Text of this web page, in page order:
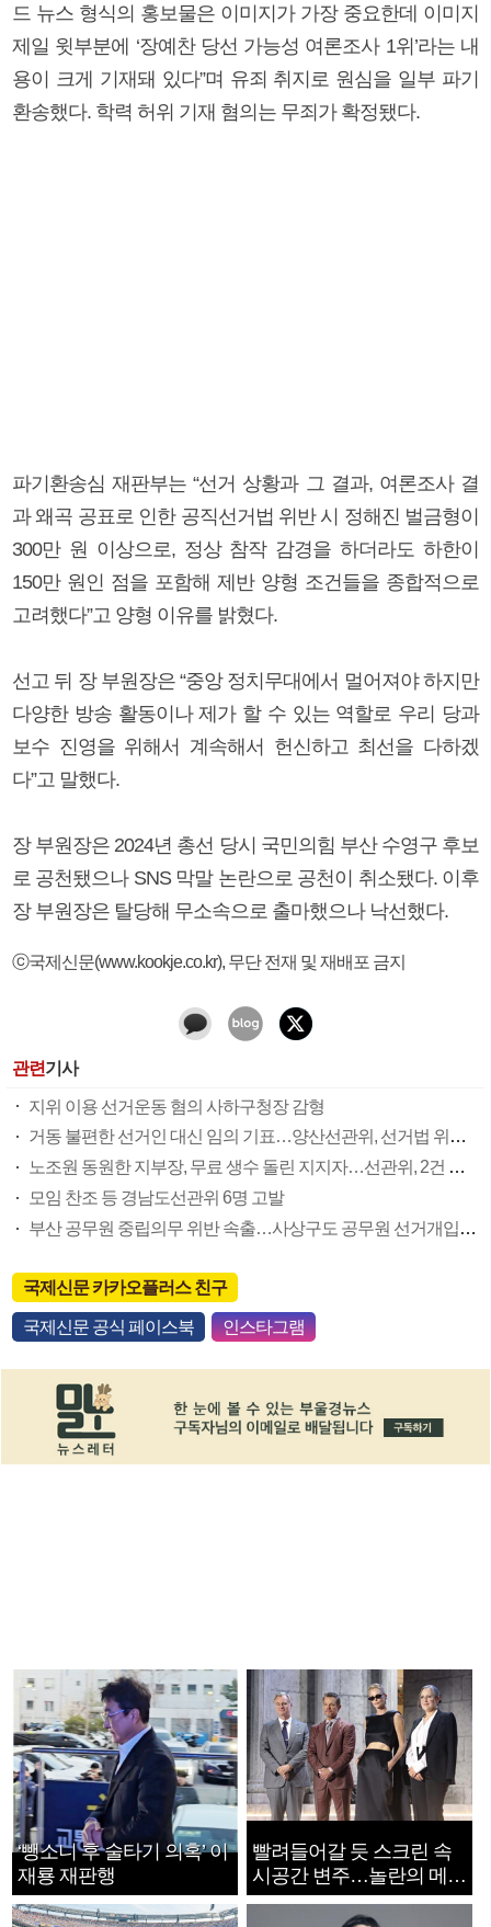
드 뉴스 형식의 홍보물은 이미지가 가장 중요한데 이미지
제일 윗부분에 ‘장예찬 당선 가능성 여론조사 1위’라는 내
용이 크게 기재돼 있다”며 유죄 취지로 원심을 일부 파기
환송했다. 학력 허위 기재 혐의는 무죄가 확정됐다.
파기환송심 재판부는 “선거 상황과 그 결과, 여론조사 결
과 왜곡 공표로 인한 공직선거법 위반 시 정해진 벌금형이
300만 원 이상으로, 정상 참작 감경을 하더라도 하한이
150만 원인 점을 포함해 제반 양형 조건들을 종합적으로
고려했다”고 양형 이유를 밝혔다.
선고 뒤 장 부원장은 “중앙 정치무대에서 멀어져야 하지만
다양한 방송 활동이나 제가 할 수 있는 역할로 우리 당과
보수 진영을 위해서 계속해서 헌신하고 최선을 다하겠
다”고 말했다.
장 부원장은 2024년 총선 당시 국민의힘 부산 수영구 후보
로 공천됐으나 SNS 막말 논란으로 공천이 취소됐다. 이후
장 부원장은 탈당해 무소속으로 출마했으나 낙선했다.
ⓒ국제신문(www.kookje.co.kr), 무단 전재 및 재배포 금지
관련기사
지위 이용 선거운동 혐의 사하구청장 감형
거동 불편한 선거인 대신 임의 기표…양산선관위, 선거법 위반 혐의 고발
노조원 동원한 지부장, 무료 생수 돌린 지지자…선관위, 2건 경찰 고발
모임 찬조 등 경남도선관위 6명 고발
부산 공무원 중립의무 위반 속출…사상구도 공무원 선거개입 정황
국제신문 카카오플러스 친구
국제신문 공식 페이스북 인스타그램
‘뺑소니 후 술타기 의혹’ 이
재룡 재판행
빨려들어갈 듯 스크린 속
시공간 변주…놀란의 메시
지는 ‘전쟁 속죄’